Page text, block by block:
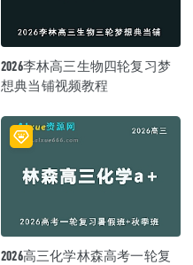
2026李林高三生物四轮复习梦
想典当铺视频教程
2026高三化学林森高考一轮复